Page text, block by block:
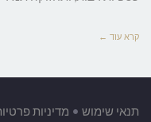
קרא עוד ←
תנאי שימוש • מדיניות